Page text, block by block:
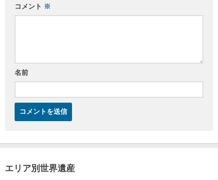
コメント ※
名前
エリア別世界遺産